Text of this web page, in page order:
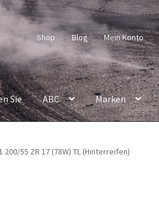
Shop Blog Mein Konto
Sie ABC Marken
55 ZR 17 (78W) TL (Hinterreifen)